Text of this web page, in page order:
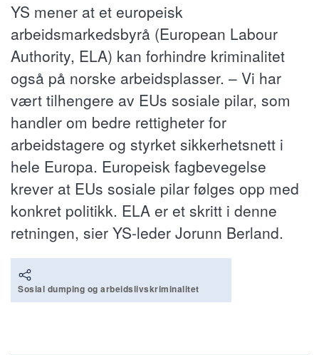
YS mener at et europeisk
arbeidsmarkedsbyrå (European Labour
Authority, ELA) kan forhindre kriminalitet
også på norske arbeidsplasser. – Vi har
vært tilhengere av EUs sosiale pilar, som
handler om bedre rettigheter for
arbeidstagere og styrket sikkerhetsnett i
hele Europa. Europeisk fagbevegelse
krever at EUs sosiale pilar følges opp med
konkret politikk. ELA er et skritt i denne
retningen, sier YS-leder Jorunn Berland.
Sosial dumping og arbeidslivskriminalitet